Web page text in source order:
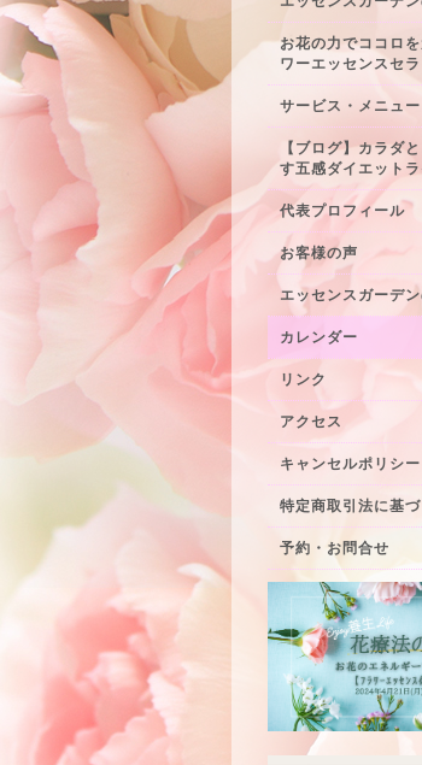
お花の力でココロ
ワーエッセンスセ
サービス・メニュー
【ブログ】カラダ
す五感ダイエットラ
代表プロフィール
お客様の声
エッセンスガーデ
カレンダー
リンク
アクセス
キャンセルポリシー
特定商取引法に基
予約・お問合せ